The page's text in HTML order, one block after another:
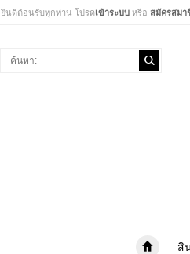
ยินดีต้อนรับทุกท่าน โปรดเข้าระบบ หรือ สมัครสมา
สิ